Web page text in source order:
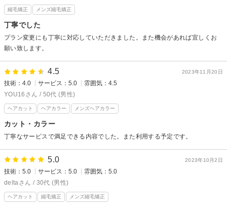
縮毛矯正 メンズ縮毛矯正
丁寧でした
プラン変更にも丁寧に対応していただきました。また機会があれば宜しくお
願い致します。
2023年11月20日
4.5
技術：4.0 サービス：5.0
雰囲気：4.5
YOU16さん / 50代 (男性)
ヘアカット ヘアカラー メンズヘアカラー
カット・カラー
丁寧なサービスで満足できる内容でした。また利用する予定です。
2023年10月2日
5.0
技術：5.0 サービス：5.0
雰囲気：5.0
deltaさん / 30代 (男性)
ヘアカット 縮毛矯正 メンズ縮毛矯正